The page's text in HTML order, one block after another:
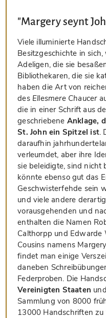
"Margery seynt
Viele illuminierte
Besitzgeschichte in
Adeligen, die sie
Bibliothekaren, die sie
haben die Art von
des Ellesmere Chaucer
die in einer Schrift aus
geschriebene Anklage,
St. John ein Spitzel ist.
daraufhin
verleumdet, aber ihre
sie beleidigte, sind nicht
könnte ebenso gut das
Geschwisterfehde sein
und viele andere
vorausgehenden und
enthalten die Namen
Calthorpp und Edwarde
Cousins namens
findet man einige
daneben
Federproben. Die
Vereinigten Staaten
Sammlung von 8000
13000 Handschriften